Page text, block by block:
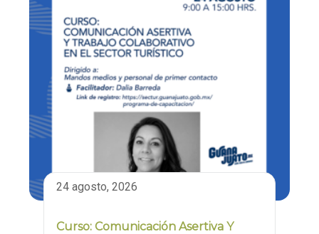
24 agosto, 2026
Curso: Comunicación Asertiva Y